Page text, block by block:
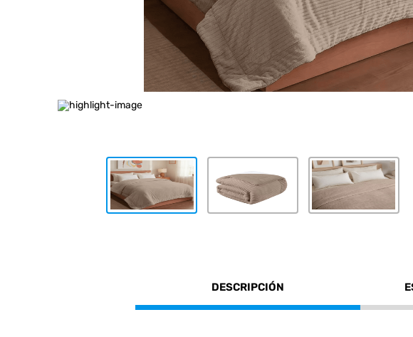
DESCRIPCIÓN